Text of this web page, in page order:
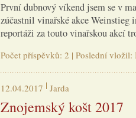
První dubnový víkend jsem se v
zúčastnil vinařské akce Weinstieg
reportáži za touto vinařskou akcí
Počet příspěvků: 2 | Poslední
12.04.2017 Jarda
Znojemský košt 2017